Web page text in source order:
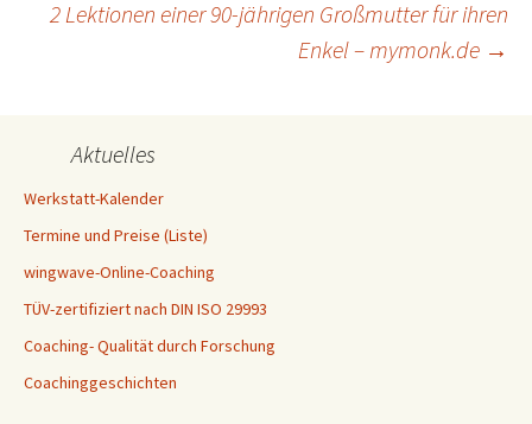
2 Lektionen einer 90-jährigen Großmutter für ihren
Enkel – mymonk.de →
Aktuelles
Werkstatt-Kalender
Termine und Preise (Liste)
wingwave-Online-Coaching
TÜV-zertifiziert nach DIN ISO 29993
Coaching- Qualität durch Forschung
Coachinggeschichten